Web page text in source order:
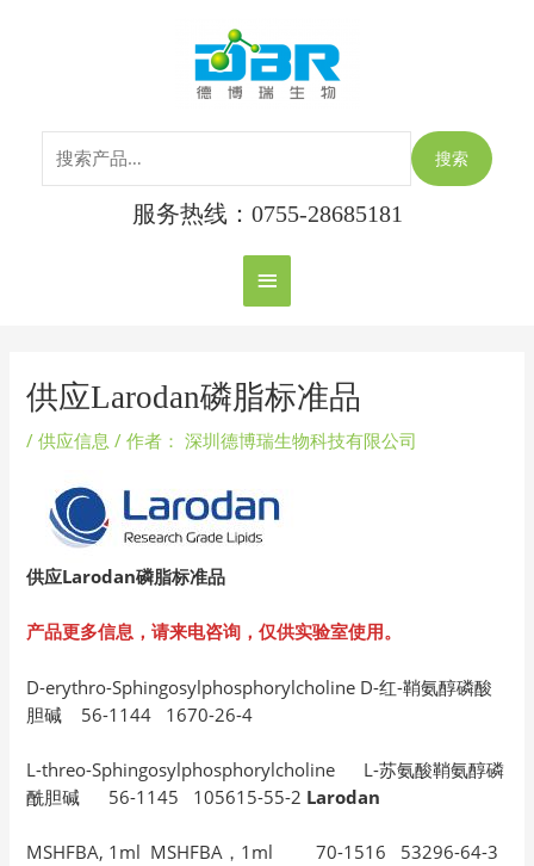
主
菜
单
搜索
服务热线：0755-28685181
供应Larodan磷脂标准品
/供应信息 / 作者： 深圳德博瑞生物科技有限公司
供应Larodan磷脂标准品
产品更多信息，请来电咨询，仅供实验室使用。
D-erythro-Sphingosylphosphorylcholine D-红-鞘氨醇磷酸
胆碱 56-1144 1670-26-4
L-threo-Sphingosylphosphorylcholine L-苏氨酸鞘氨醇磷
酰胆碱 56-1145 105615-55-2 Larodan
MSHFBA, 1ml MSHFBA，1ml 70-1516 53296-64-3